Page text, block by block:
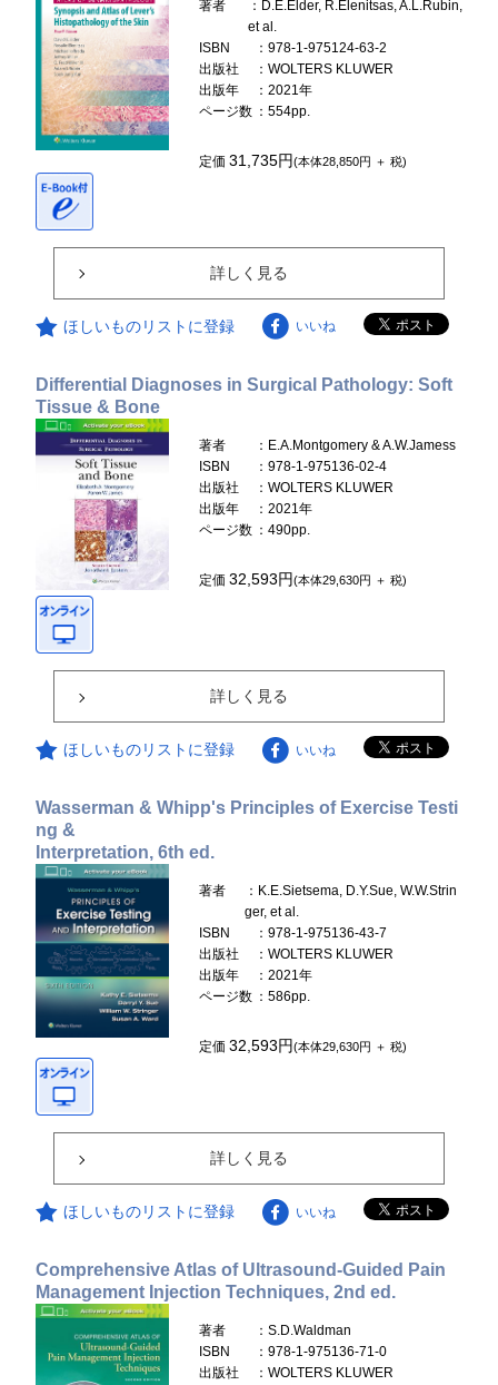
著者
：D.E.Elder, R.Elenitsas, A.L.Rubin,
et al.
ISBN
：978-1-975124-63-2
出版社
：WOLTERS KLUWER
出版年
：2021年
ページ数 ：554pp.
定価31,735円(本体28,850円 ＋ 税)
詳しく見る
ほしいものリストに登録 いいね
Differential Diagnoses in Surgical Pathology: Soft
Tissue & Bone
著者
：E.A.Montgomery & A.W.Jamess
ISBN
：978-1-975136-02-4
出版社
：WOLTERS KLUWER
出版年
：2021年
ページ数 ：490pp.
定価32,593円(本体29,630円 ＋ 税)
詳しく見る
ほしいものリストに登録 いいね
Wasserman & Whipp's Principles of Exercise Testi
ng &
Interpretation, 6th ed.
著者
：K.E.Sietsema, D.Y.Sue, W.W.Strin
ger, et al.
ISBN
：978-1-975136-43-7
出版社
：WOLTERS KLUWER
出版年
：2021年
ページ数 ：586pp.
定価32,593円(本体29,630円 ＋ 税)
詳しく見る
ほしいものリストに登録 いいね
Comprehensive Atlas of Ultrasound-Guided Pain
Management Injection Techniques, 2nd ed.
著者
：S.D.Waldman
ISBN
：978-1-975136-71-0
出版社
：WOLTERS KLUWER